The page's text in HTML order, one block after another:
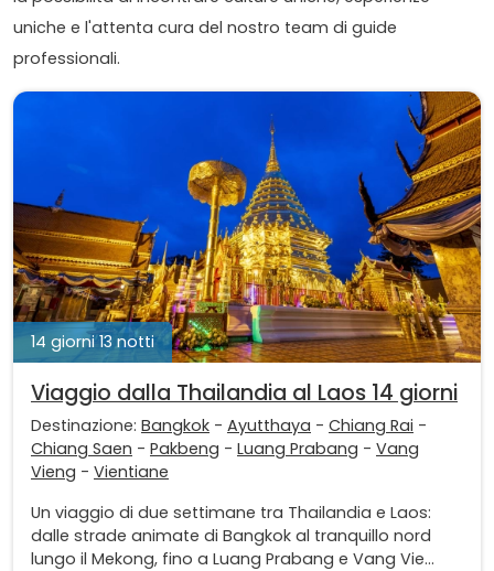
uniche e l'attenta cura del nostro team di guide
professionali.
14 giorni 13 notti
Viaggio dalla Thailandia al Laos 14 giorni
Destinazione: Bangkok - Ayutthaya - Chiang Rai -
Chiang Saen - Pakbeng - Luang Prabang - Vang
Vieng - Vientiane
Un viaggio di due settimane tra Thailandia e Laos:
dalle strade animate di Bangkok al tranquillo nord
lungo il Mekong, fino a Luang Prabang e Vang Vie...